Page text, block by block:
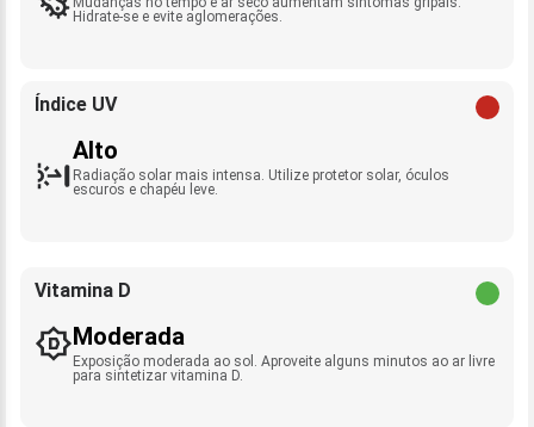
Hidrate-se e evite aglomerações.
Índice UV
Alto
Radiação solar mais intensa. Utilize protetor solar, óculos
escuros e chapéu leve.
Vitamina D
Moderada
Exposição moderada ao sol. Aproveite alguns minutos ao ar livre
para sintetizar vitamina D.